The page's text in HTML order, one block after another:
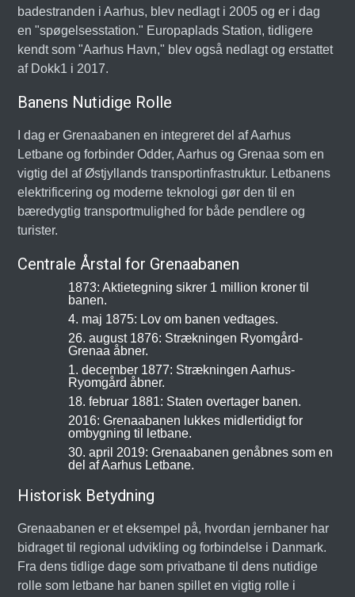
badestranden i Aarhus, blev nedlagt i 2005 og er i dag
en "spøgelsesstation." Europaplads Station, tidligere
kendt som "Aarhus Havn," blev også nedlagt og erstattet
af Dokk1 i 2017.
Banens Nutidige Rolle
I dag er Grenaabanen en integreret del af Aarhus
Letbane og forbinder Odder, Aarhus og Grenaa som en
vigtig del af Østjyllands transportinfrastruktur. Letbanens
elektrificering og moderne teknologi gør den til en
bæredygtig transportmulighed for både pendlere og
turister.
Centrale Årstal for Grenaabanen
1873: Aktietegning sikrer 1 million kroner til
banen.
4. maj 1875: Lov om banen vedtages.
26. august 1876: Strækningen Ryomgård-
Grenaa åbner.
1. december 1877: Strækningen Aarhus-
Ryomgård åbner.
18. februar 1881: Staten overtager banen.
2016: Grenaabanen lukkes midlertidigt for
ombygning til letbane.
30. april 2019: Grenaabanen genåbnes som en
del af Aarhus Letbane.
Historisk Betydning
Grenaabanen er et eksempel på, hvordan jernbaner har
bidraget til regional udvikling og forbindelse i Danmark.
Fra dens tidlige dage som privatbane til dens nutidige
rolle som letbane har banen spillet en vigtig rolle i